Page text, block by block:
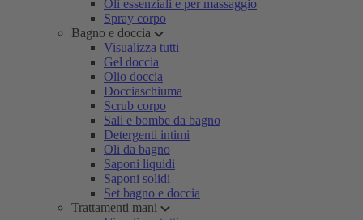
Oli essenziali e per massaggio
Spray corpo
Bagno e doccia
Visualizza tutti
Gel doccia
Olio doccia
Docciaschiuma
Scrub corpo
Sali e bombe da bagno
Detergenti intimi
Oli da bagno
Saponi liquidi
Saponi solidi
Set bagno e doccia
Trattamenti mani